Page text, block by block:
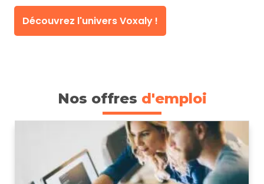
Découvrez l'univers Voxaly !
Nos offres d'emploi